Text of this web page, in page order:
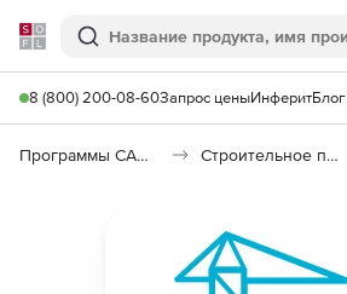
Softline
Поиск
8 (800) 200-08-60Запрос ценыИнферитБлог
Программы САПР и ГИС Строительное программное обеспечение